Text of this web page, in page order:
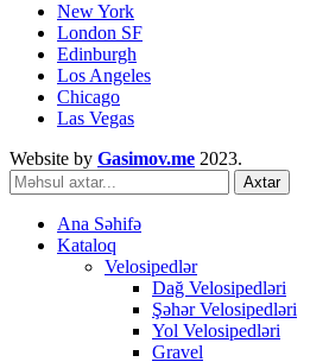
New York
London SF
Edinburgh
Los Angeles
Chicago
Las Vegas
Website by Gasimov.me 2023.
Axtar
Ana Səhifə
Kataloq
Velosipedlər
Dağ Velosipedləri
Şəhər Velosipedləri
Yol Velosipedləri
Gravel